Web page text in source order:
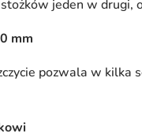
jeden w drugi,
mm
pozwala w kilka